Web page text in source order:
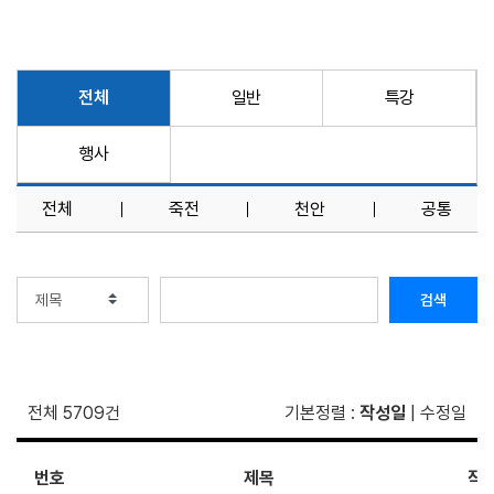
전체 일반 특강
행사
전체 죽전 천안 공통
검색
전체 5709건 기본정렬 : 작성일 수정일
번호 제목 작